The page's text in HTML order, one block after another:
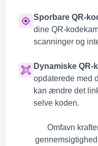
Sporbare QR-
​​dine QR-
scanninger og
Dynamiske QR-
opdaterede med
kan ændre det
selve koden.
Omfavn